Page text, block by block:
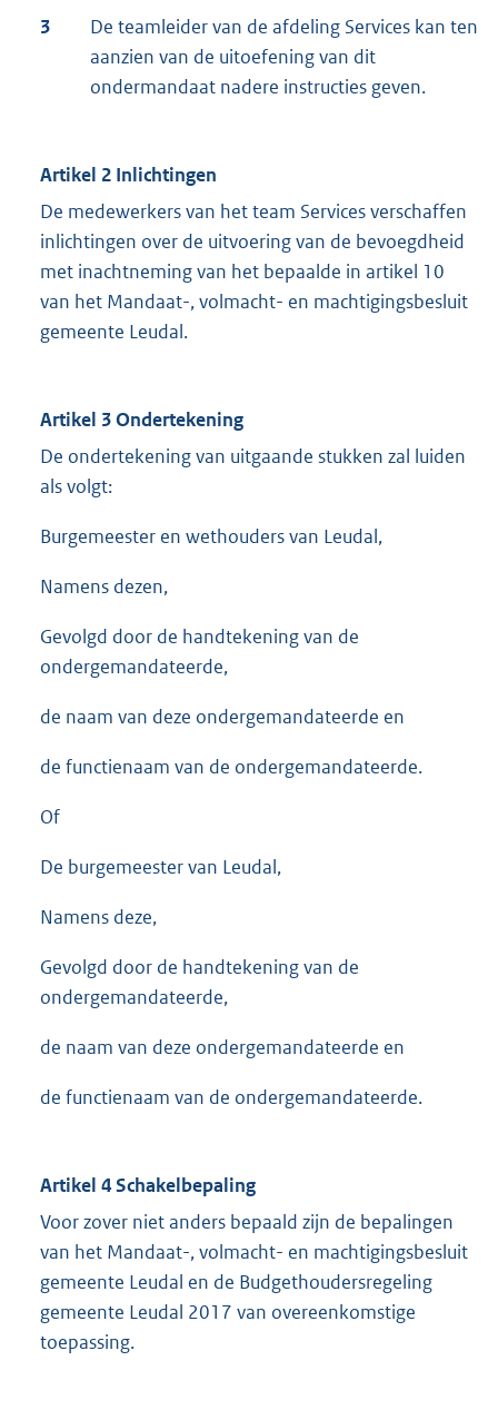
3
De teamleider van de afdeling Services kan ten
aanzien van de uitoefening van dit
ondermandaat nadere instructies geven.
Artikel 2 Inlichtingen
De medewerkers van het team Services verschaffen
inlichtingen over de uitvoering van de bevoegdheid
met inachtneming van het bepaalde in artikel 10
van het Mandaat-, volmacht- en machtigingsbesluit
gemeente Leudal.
Artikel 3Ondertekening
De ondertekening van uitgaande stukken zal luiden
als volgt:
Burgemeester en wethouders van Leudal,
Namens dezen,
Gevolgd door de handtekening van de
ondergemandateerde,
de naam van deze ondergemandateerde en
de functienaam van de ondergemandateerde.
Of
De burgemeester van Leudal,
Namens deze,
Gevolgd door de handtekening van de
ondergemandateerde,
de naam van deze ondergemandateerde en
de functienaam van de ondergemandateerde.
Artikel 4Schakelbepaling
Voor zover niet anders bepaald zijn de bepalingen
van het Mandaat-, volmacht- en machtigingsbesluit
gemeente Leudal en de Budgethoudersregeling
gemeente Leudal 2017 van overeenkomstige
toepassing.